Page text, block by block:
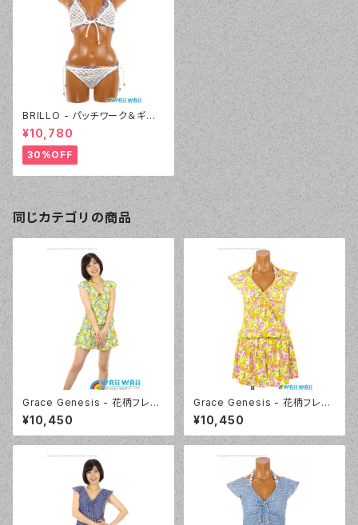
BRILLO - パッチワーク＆ギザ
ギザニット（3305 - 75:ネイビ
ーブルー）
¥10,780
30%OFF
同じカテゴリの商品
Grace Genesis - 花柄フレン
チスリーブ トリッキー4点セット
（5120 - 70:ブルー）
¥10,450
Grace Genesis - 花柄フレン
チスリーブ トリッキー4点セット
（5120 - 12:ピンク）
¥10,450